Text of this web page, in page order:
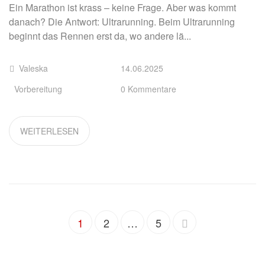
Ein Marathon ist krass – keine Frage. Aber was kommt
danach? Die Antwort: Ultrarunning. Beim Ultrarunning
beginnt das Rennen erst da, wo andere lä...
Valeska
Vorbereitung
14.06.2025
0 Kommentare
WEITERLESEN
1 2 … 5